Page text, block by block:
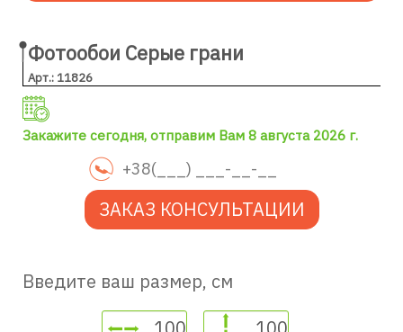
Фотообои Серые грани
Арт.: 11826
Закажите сегодня, отправим Вам 8 августа 2026 г.
ЗАКАЗ КОНСУЛЬТАЦИИ
Введите ваш размер, см